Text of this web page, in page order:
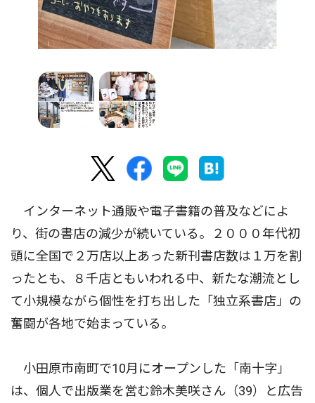
インターネット通販や電子書籍の普及などによ
り、街の書店の減少が続いている。２０００年代初
頭に全国で２万店以上あった新刊書店数は１万を割
ったとも、８千店ともいわれる中、新たな潮流とし
て小規模ながら個性を打ち出した「独立系書店」の
奮闘が各地で始まっている。
小田原市南町で10月にオープンした「南十字」
は、個人で出版業を営む鈴木美咲さん（39）と広告